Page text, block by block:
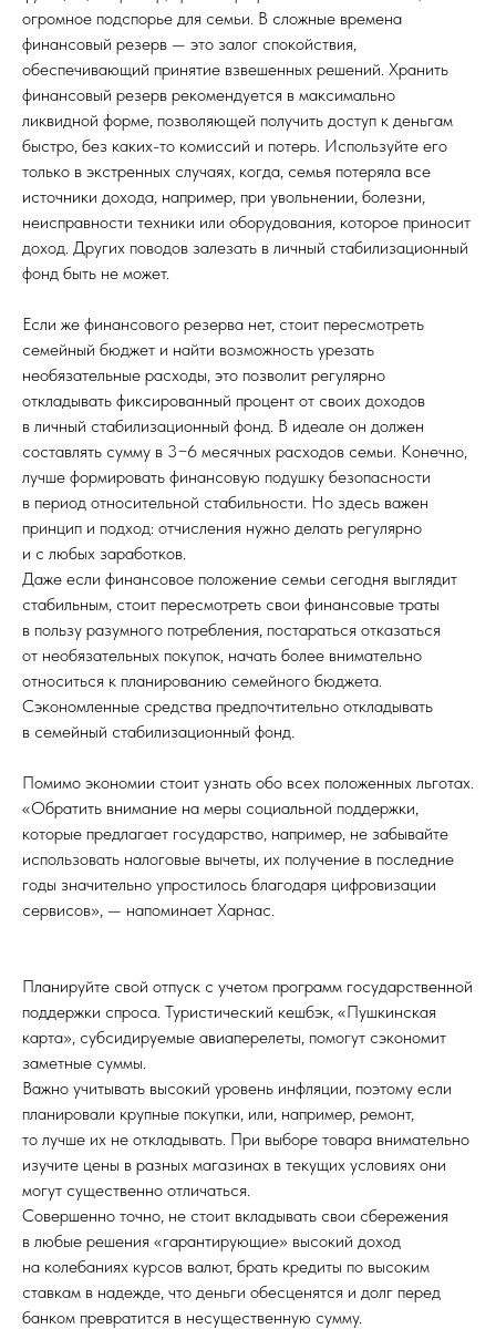
огромное подспорье для семьи. В сложные времена
финансовый резерв — это залог спокойствия,
обеспечивающий принятие взвешенных решений. Хранить
финансовый резерв рекомендуется в максимально
ликвидной форме, позволяющей получить доступ к деньгам
быстро, без каких-то комиссий и потерь. Используйте его
только в экстренных случаях, когда, семья потеряла все
источники дохода, например, при увольнении, болезни,
неисправности техники или оборудования, которое приносит
доход. Других поводов залезать в личный стабилизационный
фонд быть не может.
Если же финансового резерва нет, стоит пересмотреть
семейный бюджет и найти возможность урезать
необязательные расходы, это позволит регулярно
откладывать фиксированный процент от своих доходов
в личный стабилизационный фонд. В идеале он должен
составлять сумму в 3−6 месячных расходов семьи. Конечно,
лучше формировать финансовую подушку безопасности
в период относительной стабильности. Но здесь важен
принцип и подход: отчисления нужно делать регулярно
и с любых заработков.
Даже если финансовое положение семьи сегодня выглядит
стабильным, стоит пересмотреть свои финансовые траты
в пользу разумного потребления, постараться отказаться
от необязательных покупок, начать более внимательно
относиться к планированию семейного бюджета.
Сэкономленные средства предпочтительно откладывать
в семейный стабилизационный фонд.
Помимо экономии стоит узнать обо всех положенных льготах.
«Обратить внимание на меры социальной поддержки,
которые предлагает государство, например, не забывайте
использовать налоговые вычеты, их получение в последние
годы значительно упростилось благодаря цифровизации
сервисов», — напоминает Харнас.
Планируйте свой отпуск с учетом программ государственной
поддержки спроса. Туристический кешбэк, «Пушкинская
карта», субсидируемые авиаперелеты, помогут сэкономит
заметные суммы.
Важно учитывать высокий уровень инфляции, поэтому если
планировали крупные покупки, или, например, ремонт,
то лучше их не откладывать. При выборе товара внимательно
изучите цены в разных магазинах в текущих условиях они
могут существенно отличаться.
Совершенно точно, не стоит вкладывать свои сбережения
в любые решения «гарантирующие» высокий доход
на колебаниях курсов валют, брать кредиты по высоким
ставкам в надежде, что деньги обесценятся и долг перед
банком превратится в несущественную сумму.